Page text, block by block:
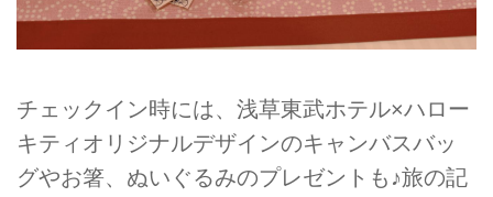
チェックイン時には、浅草東武ホテル×ハロー
キティオリジナルデザインのキャンバスバッ
グやお箸、ぬいぐるみのプレゼントも♪旅の記